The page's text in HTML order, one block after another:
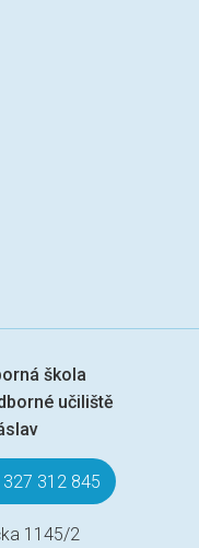
škola
učiliště
327 312 845
1145/2